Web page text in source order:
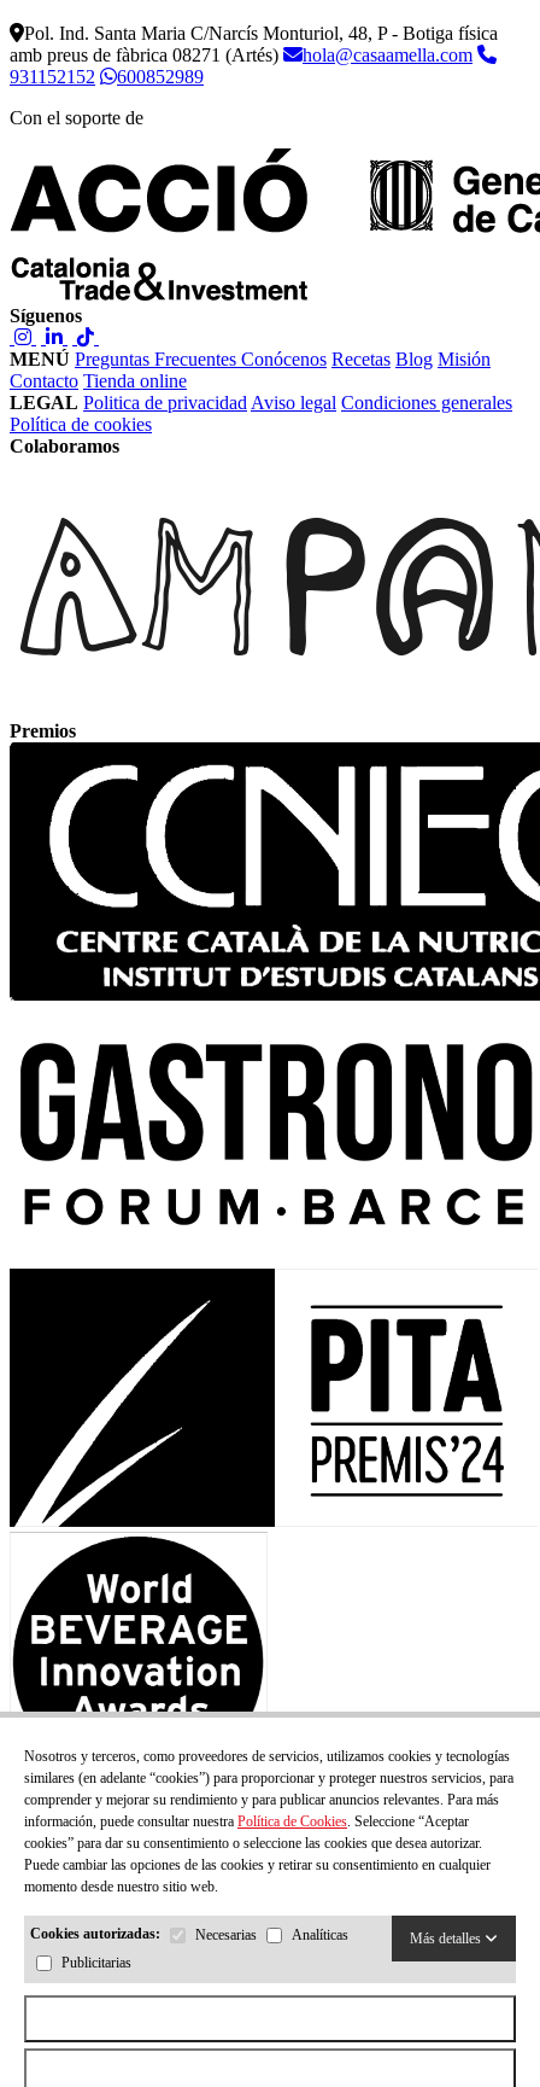
Pol. Ind. Santa Maria C/Narcís Monturiol, 48, P - Botiga física
amb preus de fàbrica 08271 (Artés)
hola@casaamella.com
931152152
600852989
Con el soporte de
Síguenos
MENÚ Preguntas Frecuentes Conócenos Recetas Blog Misión
Contacto Tienda online
LEGAL Politica de privacidad Aviso legal Condiciones generales
Política de cookies
Colaboramos
Premios
Nosotros y terceros, como proveedores de servicios, utilizamos cookies y tecnologías
similares (en adelante “cookies”) para proporcionar y proteger nuestros servicios, para
comprender y mejorar su rendimiento y para publicar anuncios relevantes. Para más
información, puede consultar nuestra Política de Cookies. Seleccione “Aceptar
cookies” para dar su consentimiento o seleccione las cookies que desea autorizar.
Puede cambiar las opciones de las cookies y retirar su consentimiento en cualquier
momento desde nuestro sitio web.
Cookies autorizadas: Necesarias
Analíticas
Publicitarias
Más detalles